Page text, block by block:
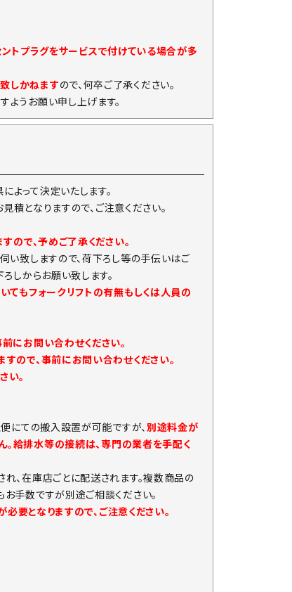
プラグをサービスで付けている場合が多
しかねますので、何卒ご了承ください。
うお願い申し上げます。
って決定いたします。
となりますので、ご注意ください。
ので、予めご了承ください。
い致しますので、荷下ろし等の手伝いはご
しからお願い致します。
てもフォークリフトの有無もしくは人員の
にお問い合わせください。
ので、事前にお問い合わせください。
い。
にての搬入設置が可能ですが、別途料金が
。給排水等の接続は、専門の業者を手配く
、在庫店ごとに配送されます。複数商品の
手数ですが別途ご相談ください。
となりますので、ご注意ください。